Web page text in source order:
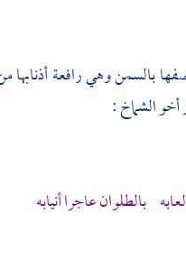
بالسمن وهي رافعة أذنابها
أخوالشماخ:
بالطلوان عاجرا أنيابه